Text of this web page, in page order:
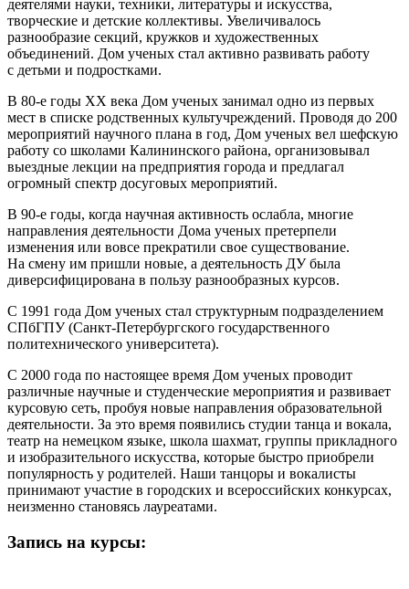
деятелями науки, техники, литературы и искусства,
творческие и детские коллективы. Увеличивалось
разнообразие секций, кружков и художественных
объединений. Дом ученых стал активно развивать работу
с детьми и подростками.
В 80-е годы XX века Дом ученых занимал одно из первых
мест в списке родственных культучреждений. Проводя до 200
мероприятий научного плана в год, Дом ученых вел шефскую
работу со школами Калининского района, организовывал
выездные лекции на предприятия города и предлагал
огромный спектр досуговых мероприятий.
В 90-е годы, когда научная активность ослабла, многие
направления деятельности Дома ученых претерпели
изменения или вовсе прекратили свое существование.
На смену им пришли новые, а деятельность ДУ была
диверсифицирована в пользу разнообразных курсов.
С 1991 года Дом ученых стал структурным подразделением
СПбГПУ (Санкт-Петербургского государственного
политехнического университета).
С 2000 года по настоящее время Дом ученых проводит
различные научные и студенческие мероприятия и развивает
курсовую сеть, пробуя новые направления образовательной
деятельности. За это время появились студии танца и вокала,
театр на немецком языке, школа шахмат, группы прикладного
и изобразительного искусства, которые быстро приобрели
популярность у родителей. Наши танцоры и вокалисты
принимают участие в городских и всероссийских конкурсах,
неизменно становясь лауреатами.
Запись на курсы: